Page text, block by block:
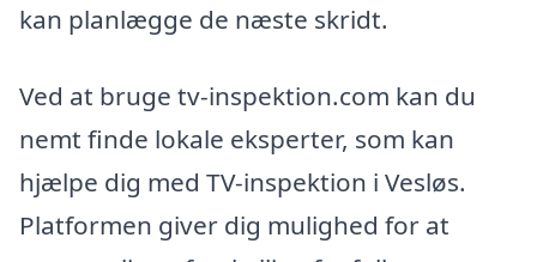
kan planlægge de næste skridt.
Ved at bruge tv-inspektion.com kan du
nemt finde lokale eksperter, som kan
hjælpe dig med TV-inspektion i Vesløs.
Platformen giver dig mulighed for at